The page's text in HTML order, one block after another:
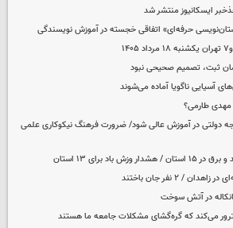
ایسکانیوز منتشر شد
حرفه‌ای» اتفاقی خجسته در آموزش نویسندگی
ثبت، تصمیم صحیحی نبود
مهدی طارمی؟
دولتی در آموزش عالی شود/ ضرورت فرهنگ نیکوکاری علمی
باد برای ۱۳ استان‌
/ ۲ نفر جان باختند
می‌کند که گره‌گشای مشکلات جامعه ما هستند